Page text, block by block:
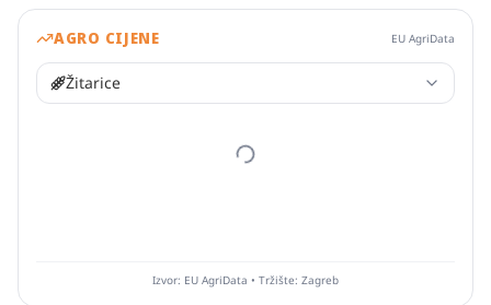
AGRO CIJENE EU AgriData
Žitarice
Izvor: EU AgriData • Tržište: Zagreb